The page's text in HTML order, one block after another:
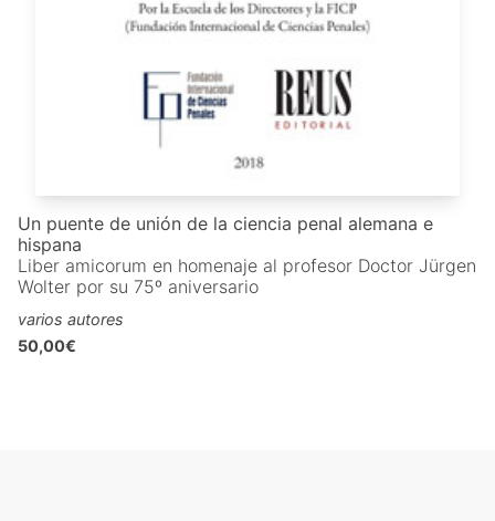
Un puente de unión de la ciencia penal alemana e
hispana
Liber amicorum en homenaje al profesor Doctor Jürgen
Wolter por su 75º aniversario
varios autores
50,00€